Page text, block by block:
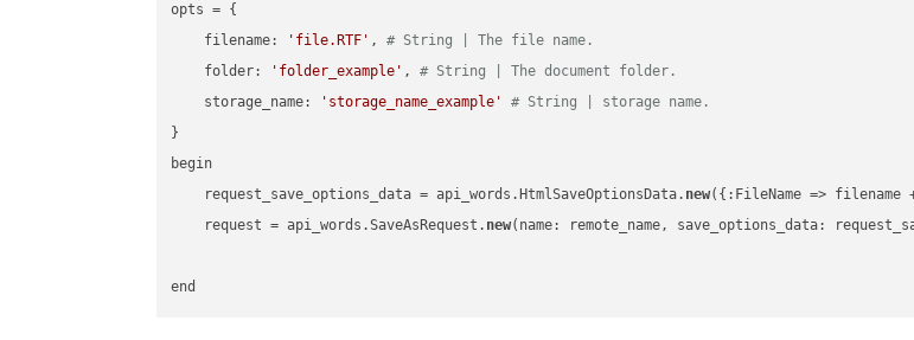
opts = {
    filename:
'file.RTF' , # String | The file name.
    folder:
'folder_example' , # String | The document folder.
    storage_name:
'storage_name_example'
# String | storage name.
}
begin
    request_save_options_data = api_words.HtmlSaveOptionsData.
new({:FileName => filename
    request = api_words.SaveAsRequest.
new(name: remote_name, save_options_data: